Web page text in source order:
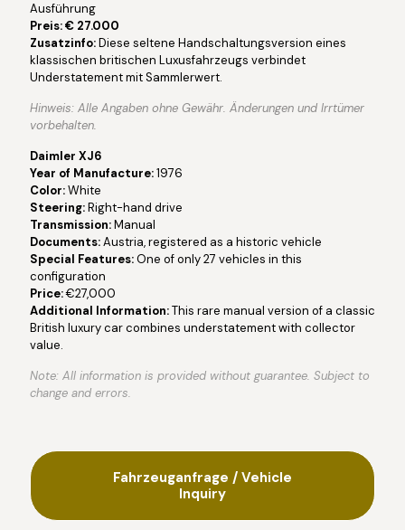
Ausführung
Preis: € 27.000
Zusatzinfo:Diese seltene Handschaltungsversion eines
klassischen britischen Luxusfahrzeugs verbindet
Understatement mit Sammlerwert.
Hinweis: Alle Angaben ohne Gewähr. Änderungen und Irrtümer
vorbehalten.
Daimler XJ6
Year of Manufacture:1976
Color:White
Steering:Right-hand drive
Transmission:Manual
Documents:Austria, registered as a historic vehicle
Special Features:One of only 27 vehicles in this
configuration
Price:€27,000
Additional Information:This rare manual version of a classic
British luxury car combines understatement with collector
value.
Note: All information is provided without guarantee. Subject to
change and errors.
Fahrzeuganfrage / Vehicle
Inquiry